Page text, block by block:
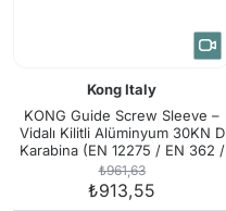
Kong Italy
KONG Guide Screw Sleeve –
Vidalı Kilitli Alüminyum 30KN D
Karabina (EN 12275 / EN 362 /
UIAA / EAC Sertifikalı)
733LA0PPPKK Polished
₺961,63
₺913,55